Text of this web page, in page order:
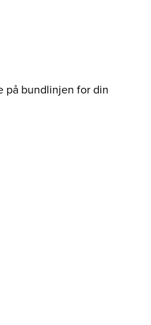
på bundlinjen for din